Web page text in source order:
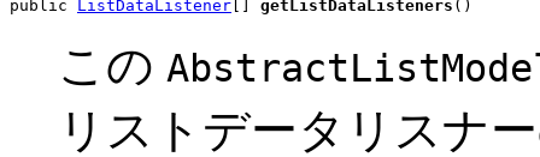
public ListDataListener getListDataListeners ()
この
リストデータリスナ